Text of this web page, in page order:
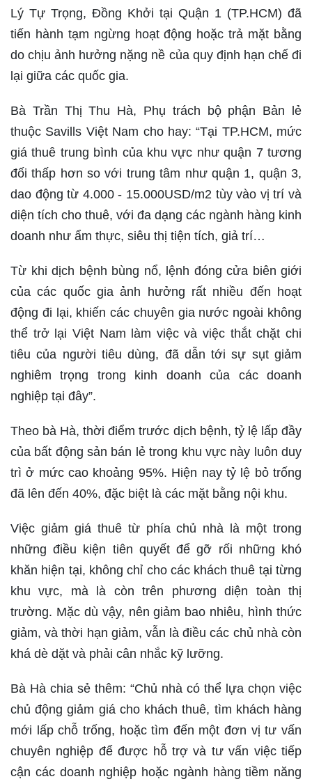
Lý Tự Trọng, Đồng Khởi tại Quận 1 (TP.HCM) đã
tiến hành tạm ngừng hoạt động hoặc trả mặt bằng
do chịu ảnh hưởng nặng nề của quy định hạn chế đi
lại giữa các quốc gia.
Bà Trần Thị Thu Hà, Phụ trách bộ phận Bản lẻ
thuộc Savills Việt Nam cho hay: “Tại TP.HCM, mức
giá thuê trung bình của khu vực như quận 7 tương
đối thấp hơn so với trung tâm như quận 1, quận 3,
dao động từ 4.000 - 15.000USD/m2 tùy vào vị trí và
diện tích cho thuê, với đa dạng các ngành hàng kinh
doanh như ẩm thực, siêu thị tiện tích, giả trí…
Từ khi dịch bệnh bùng nổ, lệnh đóng cửa biên giới
của các quốc gia ảnh hưởng rất nhiều đến hoạt
động đi lại, khiến các chuyên gia nước ngoài không
thể trở lại Việt Nam làm việc và việc thắt chặt chi
tiêu của người tiêu dùng, đã dẫn tới sự sụt giảm
nghiêm trọng trong kinh doanh của các doanh
nghiệp tại đây”.
Theo bà Hà, thời điểm trước dịch bệnh, tỷ lệ lấp đầy
của bất động sản bán lẻ trong khu vực này luôn duy
trì ở mức cao khoảng 95%. Hiện nay tỷ lệ bỏ trống
đã lên đến 40%, đặc biệt là các mặt bằng nội khu.
Việc giảm giá thuê từ phía chủ nhà là một trong
những điều kiện tiên quyết để gỡ rối những khó
khăn hiện tại, không chỉ cho các khách thuê tại từng
khu vực, mà là còn trên phương diện toàn thị
trường. Mặc dù vậy, nên giảm bao nhiêu, hình thức
giảm, và thời hạn giảm, vẫn là điều các chủ nhà còn
khá dè dặt và phải cân nhắc kỹ lưỡng.
Bà Hà chia sẻ thêm: “Chủ nhà có thể lựa chọn việc
chủ động giảm giá cho khách thuê, tìm khách hàng
mới lấp chỗ trống, hoặc tìm đến một đơn vị tư vấn
chuyên nghiệp để được hỗ trợ và tư vấn việc tiếp
cận các doanh nghiệp hoặc ngành hàng tiềm năng